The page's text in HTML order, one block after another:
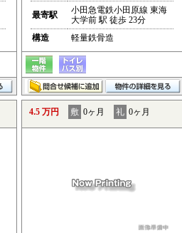
最寄駅
小田急電鉄小田原線 東海
大学前 駅 徒歩 23分
構造
軽量鉄骨造
4.5 万円 敷 0ヶ月 礼 0ヶ月